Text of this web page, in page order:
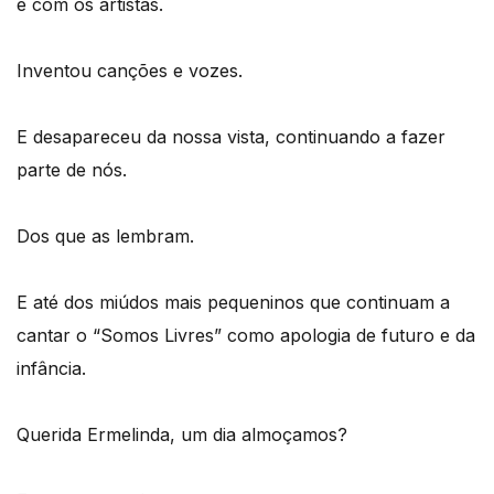
Inventou canções e vozes.
E desapareceu da nossa vista, continuando a fazer
parte de nós.
Dos que as lembram.
E até dos miúdos mais pequeninos que continuam a
cantar o “Somos Livres” como apologia de futuro e da
infância.
Querida Ermelinda, um dia almoçamos?